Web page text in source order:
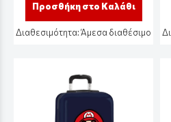
Προσθήκη στο Καλάθι
Διαθεσιμότητα:Άμεσα διαθέσιμο